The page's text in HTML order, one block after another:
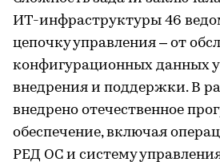
ИТ-инфраструктуры 46
цепочку управления – от
конфигурационных данных
внедрения и поддержки. В
внедрено отечественное
обеспечение, включая
РЕД ОС и систему